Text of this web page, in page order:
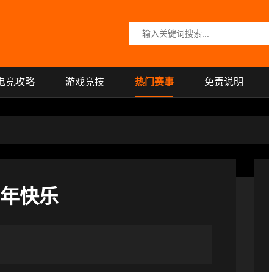
搜索关键词
竞攻略 游戏竞技 热门赛事 免责说明
快乐